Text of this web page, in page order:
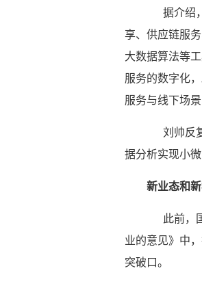
据介绍，
享、供应链服
大数据算法等
服务的数字化
服务与线下场
刘帅反复
据分析实现小
新业态和
此前，国
业的意见》中
突破口。